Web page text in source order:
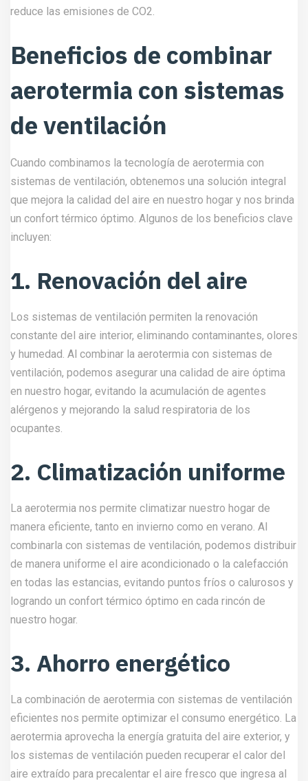
reduce las emisiones de CO2.
Beneficios de combinar
aerotermia con sistemas
de ventilación
Cuando combinamos la tecnología de aerotermia con
sistemas de ventilación, obtenemos una solución integral
que mejora la calidad del aire en nuestro hogar y nos brinda
un confort térmico óptimo. Algunos de los beneficios clave
incluyen:
1. Renovación del aire
Los sistemas de ventilación permiten la renovación
constante del aire interior, eliminando contaminantes, olores
y humedad. Al combinar la aerotermia con sistemas de
ventilación, podemos asegurar una calidad de aire óptima
en nuestro hogar, evitando la acumulación de agentes
alérgenos y mejorando la salud respiratoria de los
ocupantes.
2. Climatización uniforme
La aerotermia nos permite climatizar nuestro hogar de
manera eficiente, tanto en invierno como en verano. Al
combinarla con sistemas de ventilación, podemos distribuir
de manera uniforme el aire acondicionado o la calefacción
en todas las estancias, evitando puntos fríos o calurosos y
logrando un confort térmico óptimo en cada rincón de
nuestro hogar.
3. Ahorro energético
La combinación de aerotermia con sistemas de ventilación
eficientes nos permite optimizar el consumo energético. La
aerotermia aprovecha la energía gratuita del aire exterior, y
los sistemas de ventilación pueden recuperar el calor del
aire extraído para precalentar el aire fresco que ingresa al